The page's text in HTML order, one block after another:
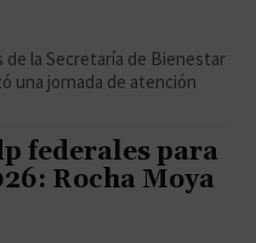
de la Secretaría de Bienestar
una jornada de atención
federales para
Rocha Moya